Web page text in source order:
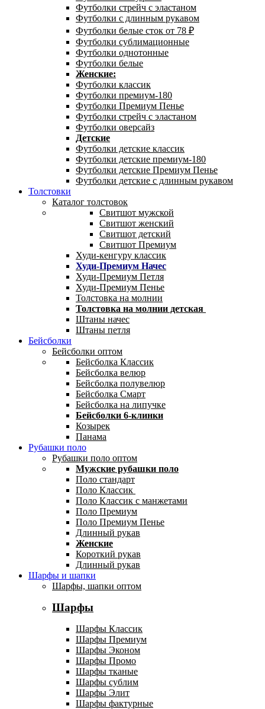
Футболки стрейч с эластаном
Футболки с длинным рукавом
Футболки белые сток от 78 ₽
Футболки сублимационные
Футболки однотонные
Футболки белые
Женские:
Футболки классик
Футболки премиум-180
Футболки Премиум Пенье
Футболки стрейч с эластаном
Футболки оверсайз
Детские
Футболки детские классик
Футболки детские премиум-180
Футболки детские Премиум Пенье
Футболки детские с длинным рукавом
Толстовки
Каталог толстовок
Свитшот мужской
Свитшот женский
Свитшот детский
Свитшот Премиум
Худи-кенгуру классик
Худи-Премиум Начес
Худи-Премиум Петля
Худи-Премиум Пенье
Толстовка на молнии
Толстовка на молнии детская
Штаны начес
Штаны петля
Бейсболки
Бейсболки оптом
Бейсболка Классик
Бейсболка велюр
Бейсболка полувелюр
Бейсболка Смарт
Бейсболка на липучке
Бейсболки 6-клинки
Козырек
Панама
Рубашки поло
Рубашки поло оптом
Мужские рубашки поло
Поло стандарт
Поло Классик
Поло Классик с манжетами
Поло Премиум
Поло Премиум Пенье
Длинный рукав
Женские
Короткий рукав
Длинный рукав
Шарфы и шапки
Шарфы, шапки оптом
Шарфы
Шарфы Классик
Шарфы Премиум
Шарфы Эконом
Шарфы Промо
Шарфы тканые
Шарфы сублим
Шарфы Элит
Шарфы фактурные